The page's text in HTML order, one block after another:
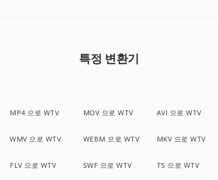
특정 변환기
MP4 으로 WTV MOV 으로 WTV AVI 으로 WTV
WMV 으로 WTV WEBM 으로 WTV MKV 으로 WTV
FLV 으로 WTV SWF 으로 WTV TS 으로 WTV